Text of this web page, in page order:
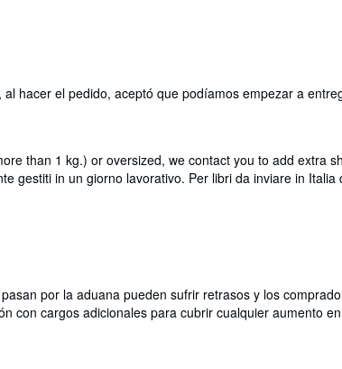
hacer el pedido, aceptó que podíamos empezar a
than 1 kg.) or oversized, we contact you to add extra
gestiti in un giorno lavorativo. Per libri da inviare in Italia
por la aduana pueden sufrir retrasos y los
con cargos adicionales para cubrir cualquier aumento